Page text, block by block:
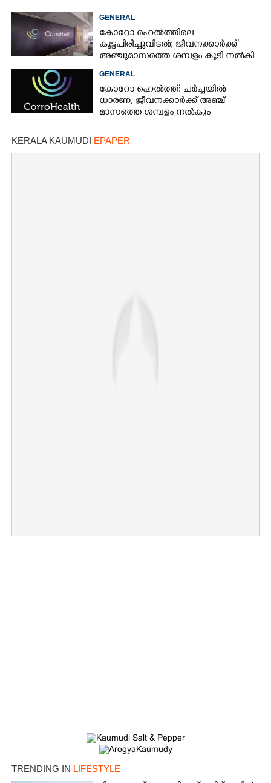
GENERAL
കോറോ ഹെൽത്തിലെ
കൂട്ടപിരിച്ചുവിടൽ; ജീവനക്കാർക്ക്
അഞ്ചുമാസത്തെ ശമ്പളം കൂടി നൽകി
GENERAL
കോറോ ഹെൽത്ത്: ചർച്ചയിൽ
ധാരണ, ജീവനക്കാർക്ക് അഞ്ച്
മാസത്തെ ശമ്പളം നൽകും
KERALA KAUMUDI EPAPER
TRENDING IN LIFESTYLE